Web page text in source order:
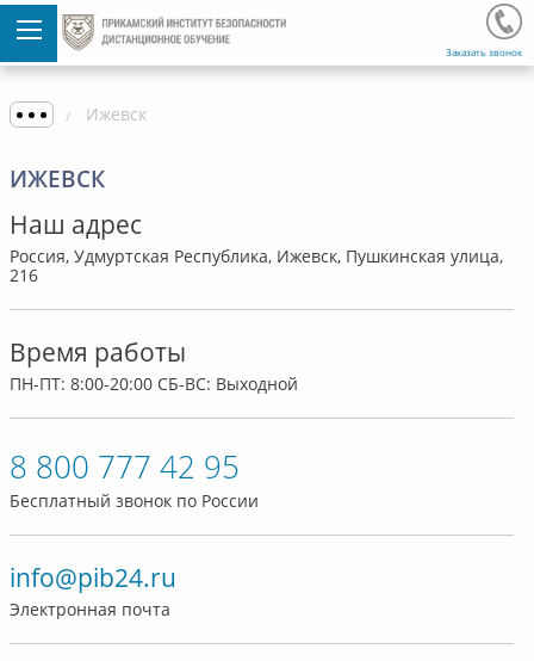
Заказать звонок
Ижевск
ИЖЕВСК
Наш адрес
Россия, Удмуртская Республика, Ижевск, Пушкинская улица,
216
Время работы
ПН-ПТ: 8:00-20:00 СБ-ВС: Выходной
8 800 777 42 95
Бесплатный звонок по России
info@pib24.ru
Электронная почта